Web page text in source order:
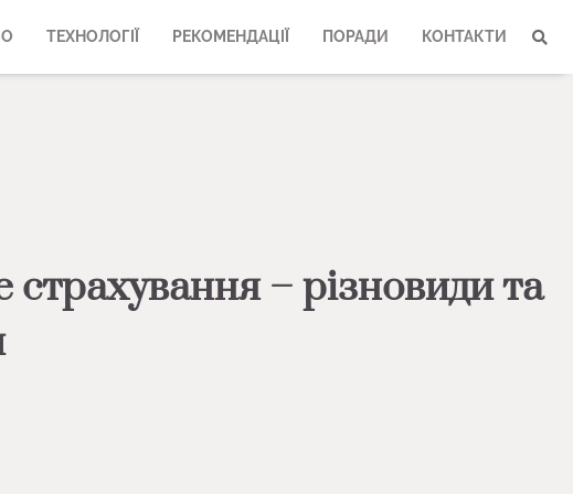
ТЕХНОЛОГІЇ РЕКОМЕНДАЦІЇ ПОРАДИ КОНТАКТИ
страхування – різновиди та